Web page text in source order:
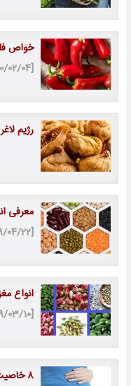
خواص
[1400/02/04 00:00:00]
رژیم
معرفی
[1399/04/22 00:59:59]
انواع
[1399/03/10 11:58:23]
8 خاصیت پسته در دوران بارداری